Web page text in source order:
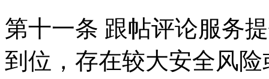
第十一条 跟帖评论服务
到位，存在较大安全风